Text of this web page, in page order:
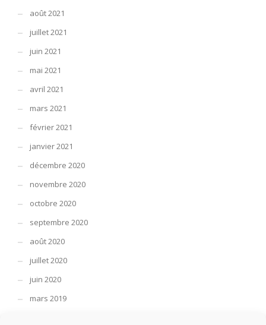
août 2021
juillet 2021
juin 2021
mai 2021
avril 2021
mars 2021
février 2021
janvier 2021
décembre 2020
novembre 2020
octobre 2020
septembre 2020
août 2020
juillet 2020
juin 2020
mars 2019